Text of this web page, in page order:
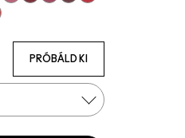
Points
Talk
Soar
PRÓBÁLD KI